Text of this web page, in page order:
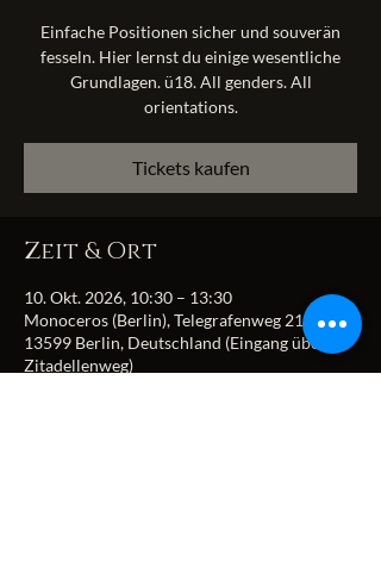
Einfache Positionen sicher und souverän
fesseln. Hier lernst du einige wesentliche
Grundlagen. ü18. All genders. All
orientations.
Tickets kaufen
Zeit & Ort
10. Okt. 2026, 10:30 – 13:30
Monoceros (Berlin), Telegrafenweg 21,
13599 Berlin, Deutschland (Eingang über
Zitadellenweg)